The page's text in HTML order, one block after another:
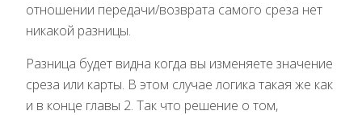
отношении передачи/возврата самого среза нет
никакой разницы.
Разница будет видна когда вы изменяете значение
среза или карты. В этом случае логика такая же как
и в конце главы 2. Так что решение о том,